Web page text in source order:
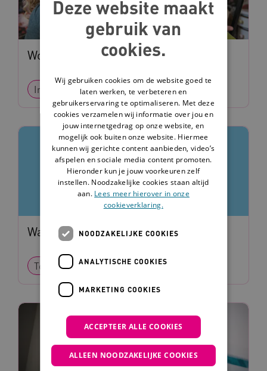
Wonder Labs
Interventie Methode
Wauw en Auw
Tool Spel
Deze website maakt
gebruik van
cookies.
Wij gebruiken cookies om de website goed te
laten werken, te verbeteren en
gebruikerservaring te optimaliseren. Met deze
cookies verzamelen wij informatie over jou en
jouw internetgedrag op onze website, en
mogelijk ook buiten onze website. Hiermee
kunnen wij gerichte content aanbieden, video’s
afspelen en sociale media content promoten.
Hieronder kun je jouw voorkeuren zelf
instellen. Noodzakelijke cookies staan altijd
aan. Lees meer hierover in onze
cookieverklaring.
NOODZAKELIJKE COOKIES
ANALYTISCHE COOKIES
MARKETING COOKIES
ACCEPTEER ALLE COOKIES
ALLEEN NOODZAKELIJKE COOKIES